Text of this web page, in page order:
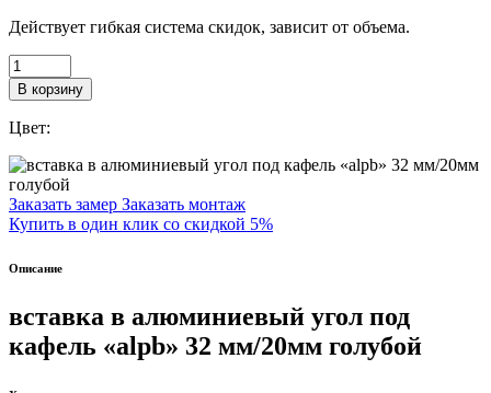
Действует гибкая система скидок, зависит от объема.
В корзину
Цвет:
Заказать замер Заказать монтаж
Купить в один клик со скидкой 5%
Описание
вставка в алюминиевый угол под
кафель «alpb» 32 мм/20мм голубой